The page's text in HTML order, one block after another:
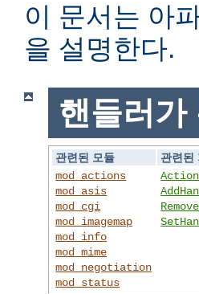
이 문서는 아
을 설명한다.
핸들러가
관련된 모듈
관련된
mod_actions
mod_asis
mod_cgi
mod_imagemap
mod_info
mod_mime
mod_negotiation
mod_status
Action